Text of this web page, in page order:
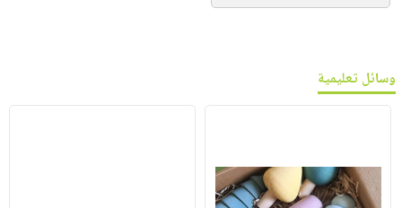
وسائل تعليمية